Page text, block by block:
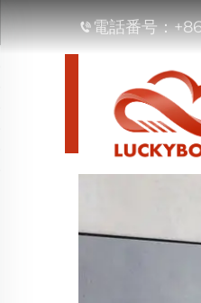
電話番号：